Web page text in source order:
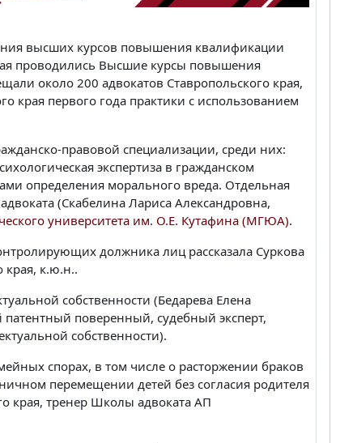
высших курсов повышения квалификации
проводились Высшие курсы повышения
около 200 адвокатов Ставропольского края,
края первого года практики с использованием
правовой специализации, среди них:
экспертиза в гражданском
определения морального вреда. Отдельная
(Скабелина Лариса Александровна,
университета им. О.Е. Кутафина (МГЮА).
должника лиц рассказала Суркова
края, к.ю.н..
собственности (Бедарева Елена
поверенный, судебный эксперт,
собственности).
спорах, в том числе о расторжении браков
перемещении детей без согласия родителя
края, тренер Школы адвоката АП